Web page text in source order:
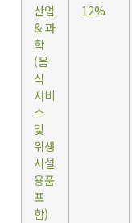
산업
& 과
학
(음
식
서비
스
및
위생
시설
용품
포
함)
12%